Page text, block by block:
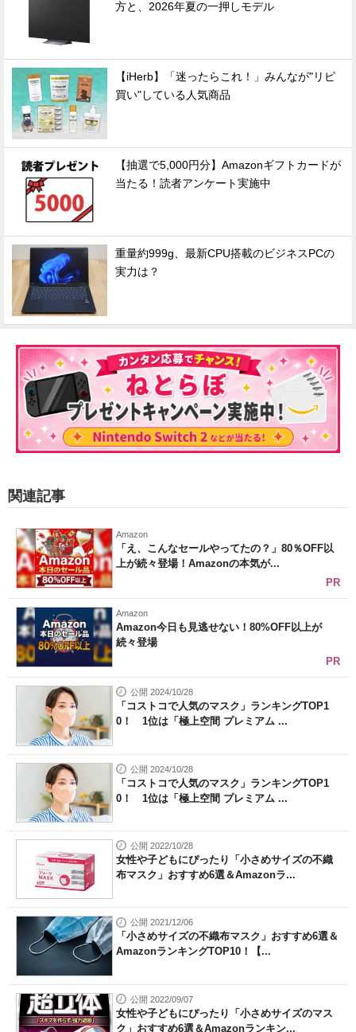
方と、2026年夏の一押しモデル
【iHerb】「迷ったらこれ！」みんなが"リピ
買い"している人気商品
【抽選で5,000円分】Amazonギフトカードが
当たる！読者アンケート実施中
重量約999g、最新CPU搭載のビジネスPCの
実力は？
関連記事
Amazon
「え、こんなセールやってたの？」80％OFF以
上が続々登場！Amazonの本気が...
PR
Amazon
Amazon今日も見逃せない！80%OFF以上が
続々登場
PR
公開 2024/10/28
「コストコで人気のマスク」ランキングTOP1
0！ 1位は「極上空間 プレミアム ...
公開 2024/10/28
「コストコで人気のマスク」ランキングTOP1
0！ 1位は「極上空間 プレミアム ...
公開 2022/10/28
女性や子どもにぴったり「小さめサイズの不織
布マスク」おすすめ6選＆Amazonラ...
公開 2021/12/06
「小さめサイズの不織布マスク」おすすめ6選＆
AmazonランキングTOP10！【...
公開 2022/09/07
女性や子どもにぴったり「小さめサイズのマス
ク」おすすめ6選＆Amazonランキン...